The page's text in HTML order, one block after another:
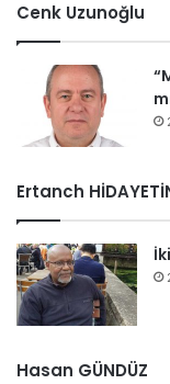
Cenk Uzunoğlu
Ertanch
Hasan GÜNDÜZ